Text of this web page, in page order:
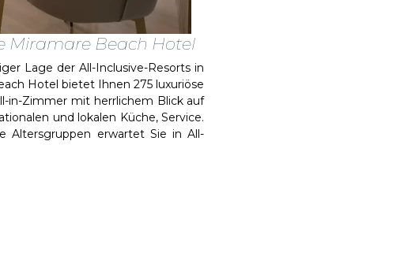
Miramare Beach Hotel
Lage der All-Inclusive-Resorts in
Hotel bietet Ihnen 275 luxuriöse
in-Zimmer mit herrlichem Blick auf
und lokalen Küche, Service.
Altersgruppen erwartet Sie in All-